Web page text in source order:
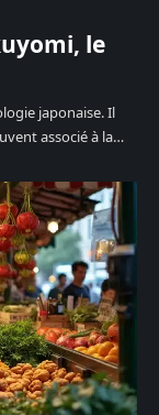
le
japonaise. Il
associé à la…